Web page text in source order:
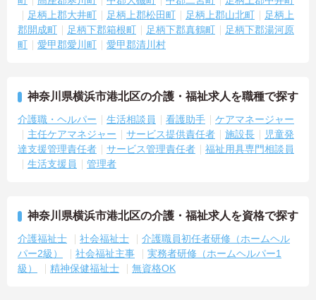
・介護福祉士や初任者研修などの資格や実務経験、夜勤回数がしっ
かりと給与に反映されるためモチベーションを維持できます
・年次を問わずリーダーや主任などのマネジメント職へ昇格する事
例も多数あり、腰を据えて長期的なキャリア形成が可能です
足柄上郡大井町
足柄上郡松田町 足柄上郡山北町
足柄上
郡開成町
足柄下郡箱根町 足柄下郡真鶴町
足柄下郡湯河原
町
愛甲郡愛川町 愛甲郡清川村
神奈川県横浜市港北区の介護・福祉求人を職種で探す
介護職・ヘルパー 生活相談員 看護助手
ケアマネージャー
主任ケアマネジャー
サービス提供責任者 施設長
児童発
達支援管理責任者
サービス管理責任者
福祉用具専門相談員
生活支援員
管理者
神奈川県横浜市港北区の介護・福祉求人を資格で探す
介護福祉士 社会福祉士
介護職員初任者研修（ホームヘル
パー2級）
社会福祉主事
実務者研修（ホームヘルパー1
級）
精神保健福祉士 無資格OK